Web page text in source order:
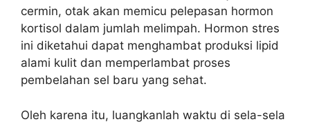
cermin, otak akan memicu pelepasan hormon
kortisol dalam jumlah melimpah. Hormon stres
ini diketahui dapat menghambat produksi lipid
alami kulit dan memperlambat proses
pembelahan sel baru yang sehat.
Oleh karena itu, luangkanlah waktu di sela-sela